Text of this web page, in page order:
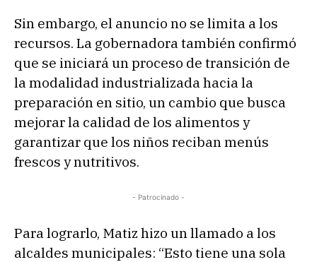
Sin embargo, el anuncio no se limita a los
recursos. La gobernadora también confirmó
que se iniciará un proceso de transición de
la modalidad industrializada hacia la
preparación en sitio, un cambio que busca
mejorar la calidad de los alimentos y
garantizar que los niños reciban menús
frescos y nutritivos.
- Patrocinado -
Para lograrlo, Matiz hizo un llamado a los
alcaldes municipales: “Esto tiene una sola